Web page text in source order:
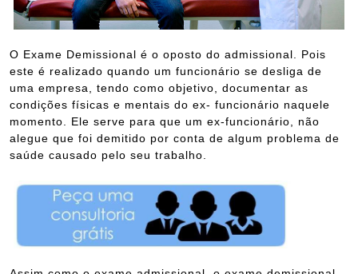
O Exame Demissional é o oposto do admissional. Pois
este é realizado quando um funcionário se desliga de
uma empresa, tendo como objetivo, documentar as
condições físicas e mentais do ex- funcionário naquele
momento. Ele serve para que um ex-funcionário, não
alegue que foi demitido por conta de algum problema de
saúde causado pelo seu trabalho.